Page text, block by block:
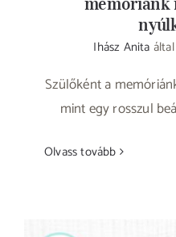
Ihász Anita által
Szülőként a
mint egy rosszul
Olvass tovább